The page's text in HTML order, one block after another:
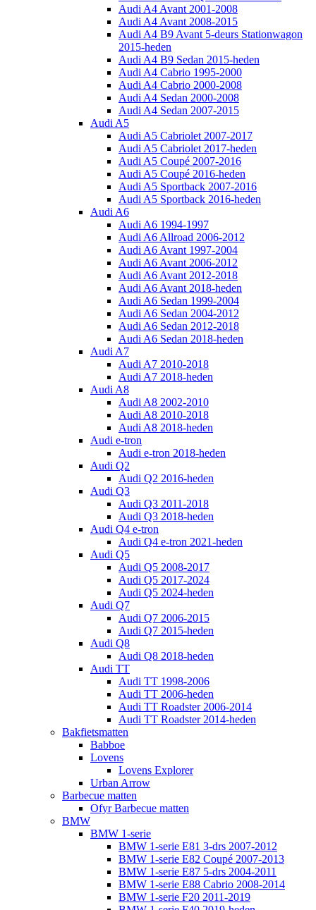
Audi A4 Avant 2001-2008
Audi A4 Avant 2008-2015
Audi A4 B9 Avant 5-deurs Stationwagon
2015-heden
Audi A4 B9 Sedan 2015-heden
Audi A4 Cabrio 1995-2000
Audi A4 Cabrio 2000-2008
Audi A4 Sedan 2000-2008
Audi A4 Sedan 2007-2015
Audi A5
Audi A5 Cabriolet 2007-2017
Audi A5 Cabriolet 2017-heden
Audi A5 Coupé 2007-2016
Audi A5 Coupé 2016-heden
Audi A5 Sportback 2007-2016
Audi A5 Sportback 2016-heden
Audi A6
Audi A6 1994-1997
Audi A6 Allroad 2006-2012
Audi A6 Avant 1997-2004
Audi A6 Avant 2006-2012
Audi A6 Avant 2012-2018
Audi A6 Avant 2018-heden
Audi A6 Sedan 1999-2004
Audi A6 Sedan 2004-2012
Audi A6 Sedan 2012-2018
Audi A6 Sedan 2018-heden
Audi A7
Audi A7 2010-2018
Audi A7 2018-heden
Audi A8
Audi A8 2002-2010
Audi A8 2010-2018
Audi A8 2018-heden
Audi e-tron
Audi e-tron 2018-heden
Audi Q2
Audi Q2 2016-heden
Audi Q3
Audi Q3 2011-2018
Audi Q3 2018-heden
Audi Q4 e-tron
Audi Q4 e-tron 2021-heden
Audi Q5
Audi Q5 2008-2017
Audi Q5 2017-2024
Audi Q5 2024-heden
Audi Q7
Audi Q7 2006-2015
Audi Q7 2015-heden
Audi Q8
Audi Q8 2018-heden
Audi TT
Audi TT 1998-2006
Audi TT 2006-heden
Audi TT Roadster 2006-2014
Audi TT Roadster 2014-heden
Bakfietsmatten
Babboe
Lovens
Lovens Explorer
Urban Arrow
Barbecue matten
Ofyr Barbecue matten
BMW
BMW 1-serie
BMW 1-serie E81 3-drs 2007-2012
BMW 1-serie E82 Coupé 2007-2013
BMW 1-serie E87 5-drs 2004-2011
BMW 1-serie E88 Cabrio 2008-2014
BMW 1-serie F20 2011-2019